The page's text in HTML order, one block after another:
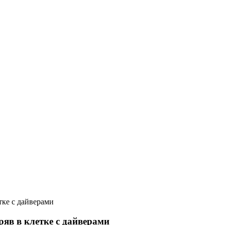
с дайверами
в клетке с дайверами